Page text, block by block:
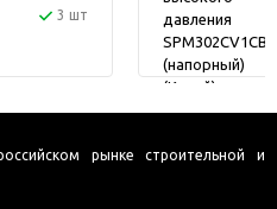
3 шт
рынке строительной и